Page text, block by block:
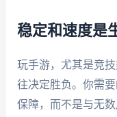
稳定和速度是
玩手游，尤其是竞
往决定胜负。你需
保障，而不是与无